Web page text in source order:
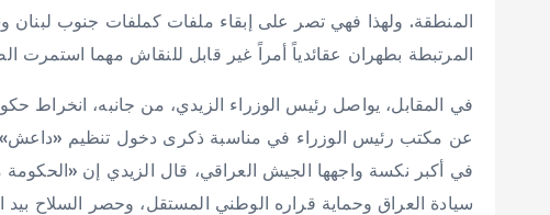
المنطقة. ولهذا فهي تصر على إبقاء ملفات كملفات جنوب لبنان
المرتبطة بطهران عقائدياً أمراً غير قابل للنقاش مهما استمرت
في المقابل، يواصل رئيس الوزراء الزيدي، من جانبه، انخراط
في أكبر نكسة واجهها الجيش العراقي، قال الزيدي إن «الحكومة
سيادة العراق وحماية قراره الوطني المستقل، وحصر السلاح بيد